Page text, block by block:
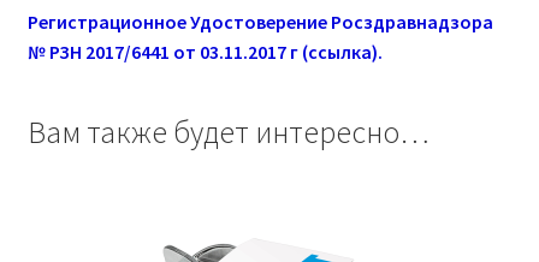
Регистрационное Удостоверение Росздравнадзора
№ РЗН 2017/6441 от 03.11.2017 г (ссылка).
Вам также будет интересно…